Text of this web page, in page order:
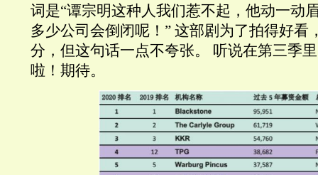
词是“谭宗明这种人我们惹不起，他动一动
多少公司会倒闭呢！” 这部剧为了拍得好看
分，但这句话一点不夸张。 听说在第三季
啦！期待。